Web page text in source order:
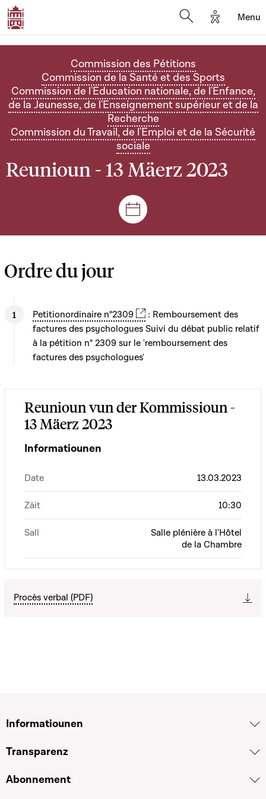
Options
Menu
Commission des Pétitions
Commission de la Santé et des Sports
Commission de l'Education nationale, de l'Enfance,
de la Jeunesse, de l'Enseignement supérieur et de la
Recherche
Commission du Travail, de l'Emploi et de la Sécurité
sociale
Reunioun - 13 Mäerz 2023
Sëtzungen a Reuniounen
Ordre du jour
Petitionordinaire n°2309
: Remboursement des
factures des psychologues Suivi du débat public relatif
à la pétition n° 2309 sur le 'remboursement des
factures des psychologues'
Reunioun vun der Kommissioun -
13 Mäerz 2023
Informatiounen
Date 13.03.2023
Zäit 10:30
Sall
Salle plénière à l'Hôtel
de la Chambre
Procès verbal (PDF)
Informatiounen
Transparenz
Abonnement